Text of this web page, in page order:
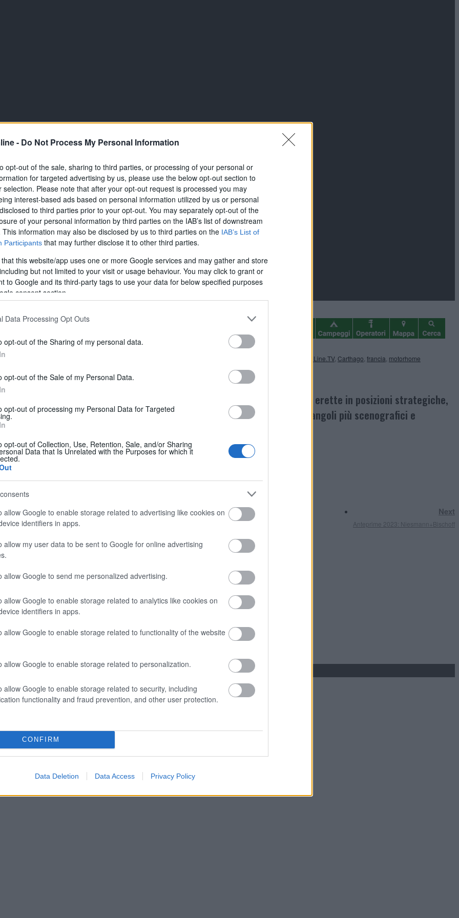
- Do Not Process My Personal Information
opt-out of the sale, sharing to third parties, or processing of your personal or
for targeted advertising by us, please use the below opt-out section to
selection. Please note that after your opt-out request is processed you may
interest-based ads based on personal information utilized by us or personal
to third parties prior to your opt-out. You may separately opt-out of the
of your personal information by third parties on the IAB’s list of downstream
This information may also be disclosed by us to third parties on the IAB’s List of
Participants that may further disclose it to other third parties.
this website/app uses one or more Google services and may gather and store
but not limited to your visit or usage behaviour. You may click to grant or
to Google and its third-party tags to use your data for below specified purposes
consent section.
Data Processing Opt Outs
opt-out of the Sharing of my personal data.
opt-out of the Sale of my Personal Data.
opt-out of processing my Personal Data for Targeted
opt-out of Collection, Use, Retention, Sale, and/or Sharing
Data that Is Unrelated with the Purposes for which it
allow Google to enable storage related to advertising like cookies on
identifiers in apps.
allow my user data to be sent to Google for online advertising
allow Google to send me personalized advertising.
allow Google to enable storage related to analytics like cookies on
identifiers in apps.
allow Google to enable storage related to functionality of the website
allow Google to enable storage related to personalization.
allow Google to enable storage related to security, including
functionality and fraud prevention, and other user protection.
CONFIRM
Data Deletion Data Access Privacy Policy
CamperOnLine.TV, Carthago francia motorhome
che da sempre rappresentano veri e propri punti di riferimento, erette in posizioni strategiche,
nel bel mezzo del mare, quindi, quasi sempre inserite in alcuni degli angoli più scenografici e
Next
Anteprime 2023: Niesmann+Bischoff